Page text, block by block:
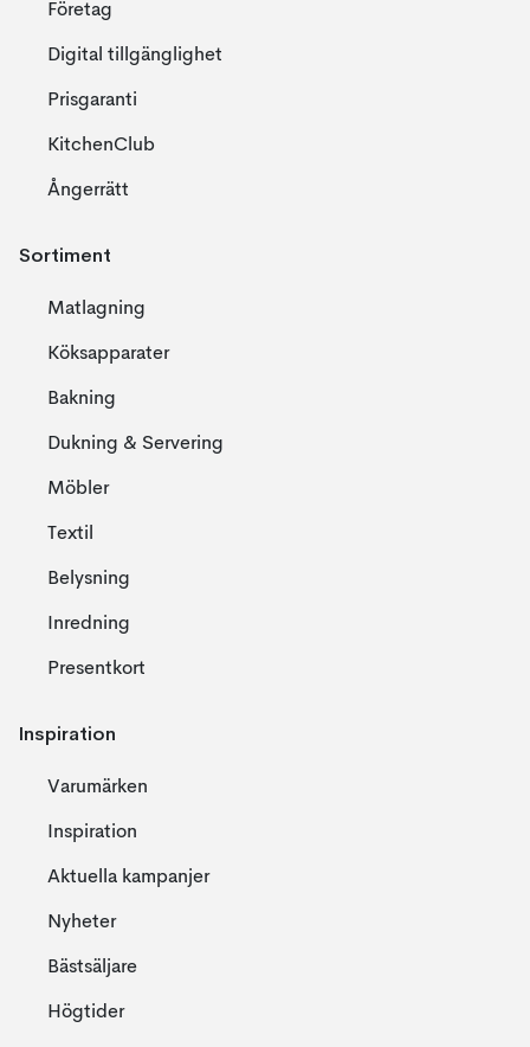
Företag
Digital tillgänglighet
Prisgaranti
KitchenClub
Ångerrätt
Sortiment
Matlagning
Köksapparater
Bakning
Dukning & Servering
Möbler
Textil
Belysning
Inredning
Presentkort
Inspiration
Varumärken
Inspiration
Aktuella kampanjer
Nyheter
Bästsäljare
Högtider